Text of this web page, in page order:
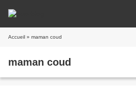
Accueil » maman coud
maman coud